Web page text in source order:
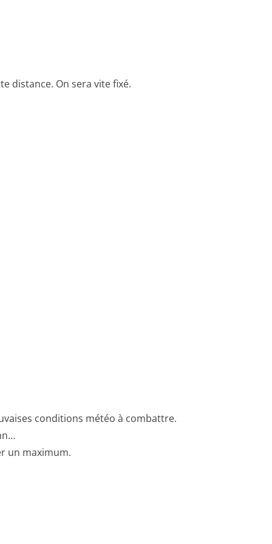
distance. On sera vite fixé.
conditions météo à combattre.
un maximum.